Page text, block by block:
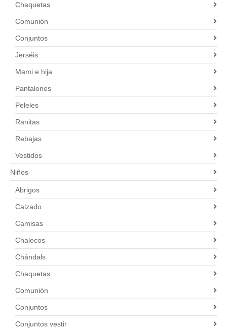
Chaquetas
Comunión
Conjuntos
Jerséis
Mami e hija
Pantalones
Peleles
Ranitas
Rebajas
Vestidos
Niños
Abrigos
Calzado
Camisas
Chalecos
Chándals
Chaquetas
Comunión
Conjuntos
Conjuntos vestir